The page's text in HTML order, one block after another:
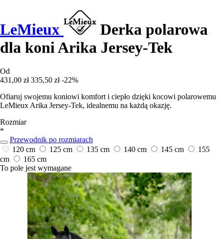
LeMieux
Derka polarowa
dla koni Arika Jersey-Tek
Od
431,00 zł 335,50 zł -22%
Ofiaruj swojemu koniowi komfort i ciepło dzięki kocowi polarowemu
LeMieux Arika Jersey-Tek, idealnemu na każdą okazję.
Rozmiar
*
Przewodnik po rozmiarach
120 cm
125 cm 135 cm 140 cm 145 cm
155
cm
165 cm
To pole jest wymagane